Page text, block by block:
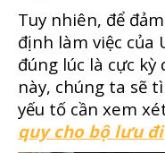
Tuy nhiên, để
định làm việc của
đúng lúc là cực
này, chúng ta sẽ
yếu tố cần xem
quy cho bộ lưu